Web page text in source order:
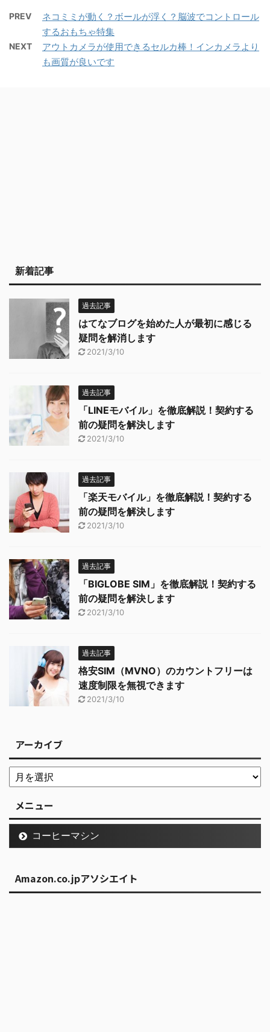
PREV
ネコミミが動く？ボールが浮く？脳波でコントロール
するおもちゃ特集
NEXT
アウトカメラが使用できるセルカ棒！インカメラより
も画質が良いです
新着記事
過去記事
はてなブログを始めた人が最初に感じる
疑問を解消します
2021/3/10
過去記事
「LINEモバイル」を徹底解説！契約する
前の疑問を解決します
2021/3/10
過去記事
「楽天モバイル」を徹底解説！契約する
前の疑問を解決します
2021/3/10
過去記事
「BIGLOBE SIM」を徹底解説！契約する
前の疑問を解決します
2021/3/10
過去記事
格安SIM（MVNO）のカウントフリーは
速度制限を無視できます
2021/3/10
アーカイブ
メニュー
コーヒーマシン
Amazon.co.jpアソシエイト